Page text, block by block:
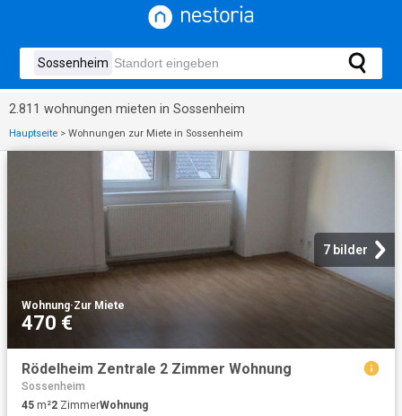
2.811 wohnungen mieten in Sossenheim
Hauptseite > Wohnungen zur Miete in Sossenheim
7 bilder
Wohnung·Zur Miete
470 €
Rödelheim Zentrale 2 Zimmer Wohnung
Sossenheim
45 m²2 ZimmerWohnung